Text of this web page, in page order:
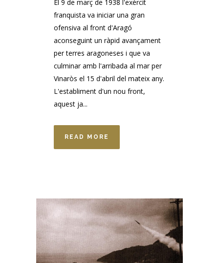
El 9 de març de 1938 l'exèrcit
franquista va iniciar una gran
ofensiva al front d'Aragó
aconseguint un ràpid avançament
per terres aragoneses i que va
culminar amb l'arribada al mar per
Vinaròs el 15 d'abril del mateix any.
L'establiment d'un nou front,
aquest ja...
READ MORE